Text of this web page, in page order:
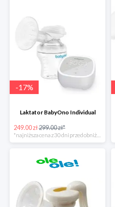
-17%
Laktator BabyOno Individual
249.00 zł299.00 zł*
*najniższa cena z 30 dni przed obniżką